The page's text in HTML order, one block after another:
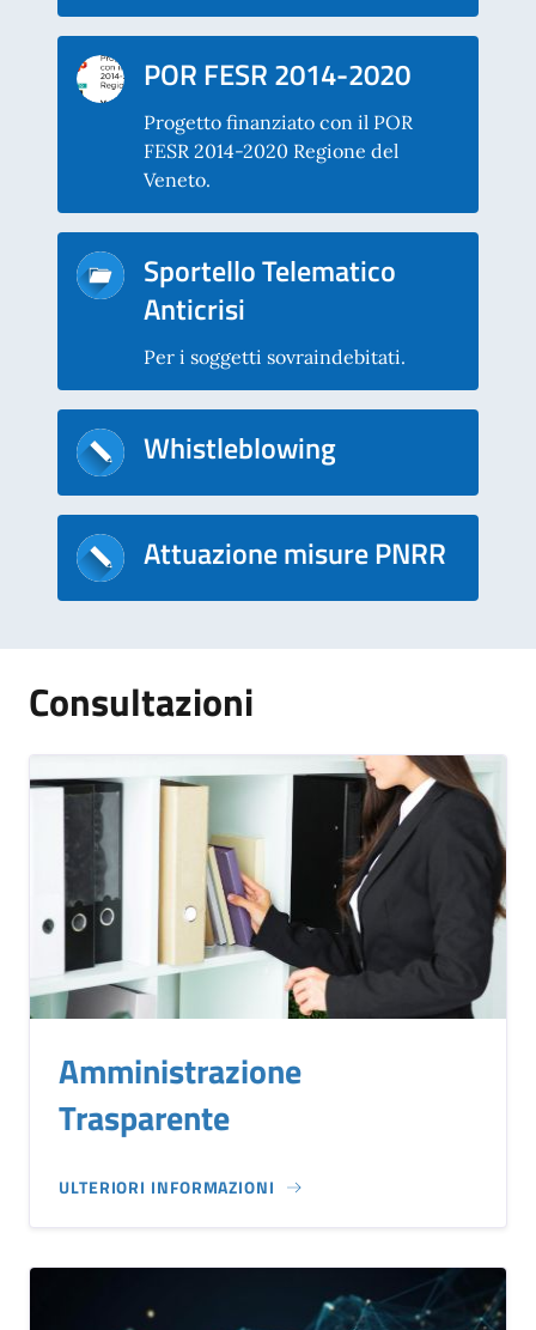
POR FESR 2014-2020
Progetto finanziato con il POR
FESR 2014-2020 Regione del
Veneto.
Sportello Telematico
Anticrisi
Per i soggetti sovraindebitati.
Whistleblowing
Attuazione misure PNRR
Consultazioni
Amministrazione
Trasparente
ULTERIORI INFORMAZIONI